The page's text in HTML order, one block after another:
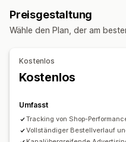
Kampagnenmanagement
Gebotsoptimierung
KI-Bilder und -Videos
Leistungsanalyse
A/B-Tests
Seitenaufrufe
Besucher-IP
Kohortenanalyse
UTM-Tracking
Bildmaterial und Berichte
Analyse-Dashboard
Preisgestaltung
Wähle den Plan, der am
Kostenlos
Kostenlos
Umfasst
Tracking von Shop-
Vollständiger Bestellverlauf